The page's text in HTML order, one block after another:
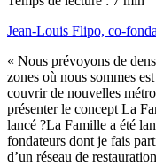
Jean-Louis Flipo, co-
« Nous prévoyons de
zones où nous sommes
couvrir de nouvelles
présenter le concept La
lancé ?La Famille a été
fondateurs dont je fais
d’un réseau de